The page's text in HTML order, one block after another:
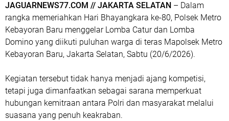
JAGUARNEWS77.COM // JAKARTA SELATAN – Dalam
rangka memeriahkan Hari Bhayangkara ke-80, Polsek Metro
Kebayoran Baru menggelar Lomba Catur dan Lomba
Domino yang diikuti puluhan warga di teras Mapolsek Metro
Kebayoran Baru, Jakarta Selatan, Sabtu (20/6/2026).
Kegiatan tersebut tidak hanya menjadi ajang kompetisi,
tetapi juga dimanfaatkan sebagai sarana memperkuat
hubungan kemitraan antara Polri dan masyarakat melalui
suasana yang penuh keakraban.